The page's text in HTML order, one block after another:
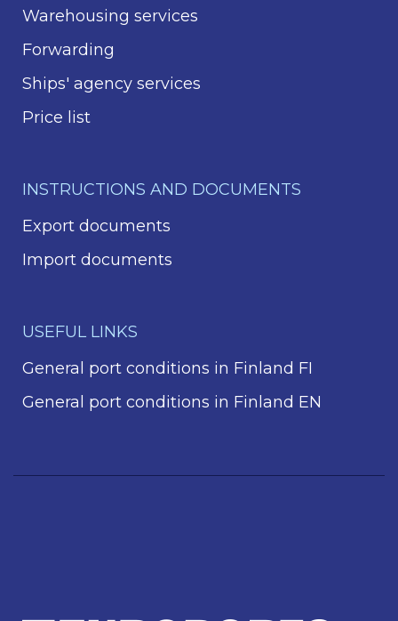
Warehousing services
Forwarding
Ships' agency services
Price list
INSTRUCTIONS AND DOCUMENTS
Export documents
Import documents
USEFUL LINKS
General port conditions in Finland FI
General port conditions in Finland EN